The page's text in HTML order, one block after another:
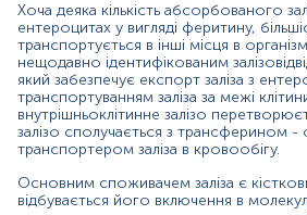
заліза (зазвичай результат
еритроцитів). Надлишок заліза
та серці, де він викликає хронічне
викликане вільними радикалами. Інші
включають артропатію, особливо
п’ястно-фалангових суглобів, зміни
ендокринну дисфункцію внаслідок
запасів заліза в організмі, ніж залізо.
феритину в сироватці крові досить
Хоча деяка кількість абсорбованого
ентероцитах у вигляді феритину,
транспортується в інші місця в
нещодавно ідентифікованим
який забезпечує експорт заліза з
транспортуванням заліза за межі
внутрішньоклітинне залізо
залізо сполучається з трансферином
транспортером заліза в кровообігу.
Основним споживачем заліза є
відбувається його включення в